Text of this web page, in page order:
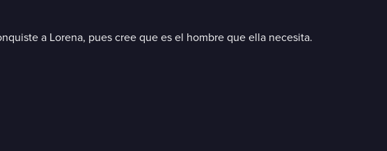
a Lorena, pues cree que es el hombre que ella necesita.